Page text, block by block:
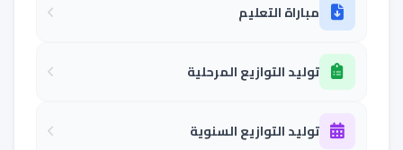
مباراة التعليم
توليد التوازيع المرحلية
توليد التوازيع السنوية